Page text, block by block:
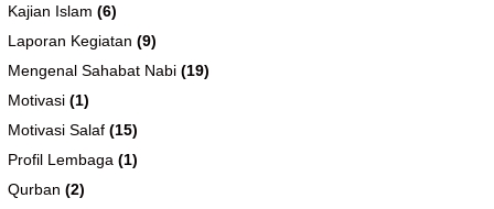
Kajian Islam (6)
Laporan Kegiatan (9)
Mengenal Sahabat Nabi (19)
Motivasi (1)
Motivasi Salaf (15)
Profil Lembaga (1)
Qurban (2)